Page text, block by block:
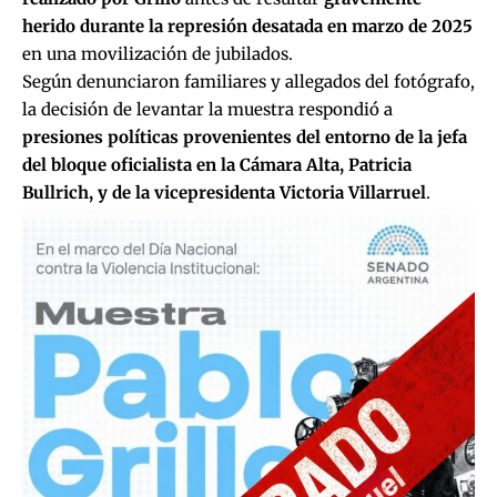
herido durante la represión desatada en marzo de 2025
en una movilización de jubilados.
Según denunciaron familiares y allegados del fotógrafo,
la decisión de levantar la muestra respondió a
presiones políticas provenientes del entorno de la jefa
del bloque oficialista en la Cámara Alta, Patricia
Bullrich, y de la vicepresidenta Victoria Villarruel.